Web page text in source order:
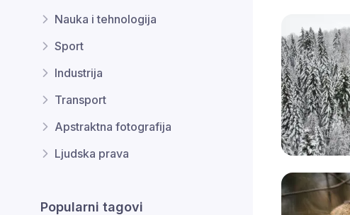
Nauka i tehnologija
Sport
Industrija
Transport
Apstraktna fotografija
Ljudska prava
Popularni tagovi